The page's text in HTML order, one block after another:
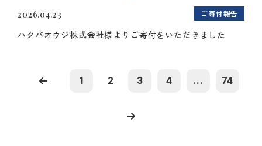
2026.04.23 ご寄付報告
ハクバオウジ株式会社様よりご寄付をいただきました
1 2 3 4 ... 74